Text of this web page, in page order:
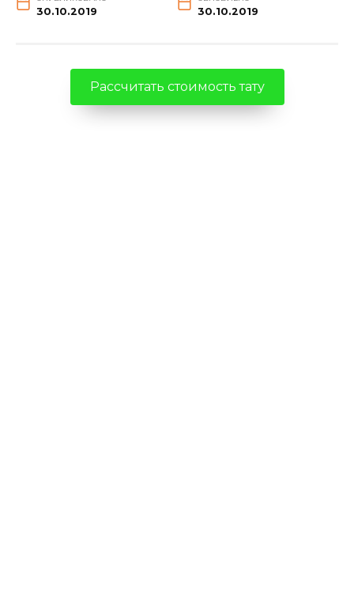
30.10.2019 30.10.2019
Рассчитать стоимость тату